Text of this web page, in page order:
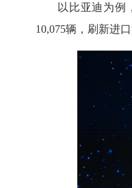
以比亚迪为例
10,075辆，刷